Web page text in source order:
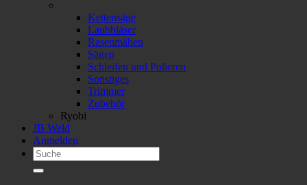
Kettensäge
Laubbläser
Rasenmähen
Sägen
Schleifen und Polieren
Sonstiges
Trimmer
Zubehör
Ryobi
JB Weld
Anmelden
Suchen
nach: